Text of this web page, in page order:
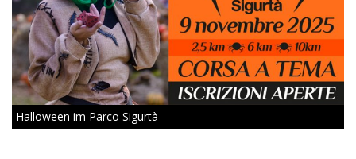
Halloween im Parco Sigurtà